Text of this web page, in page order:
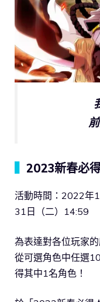
2023新春必
活動時間：2022年
31日（二）14:59
為表達對各位玩家
從可選角色中任選
得其中1名角色！